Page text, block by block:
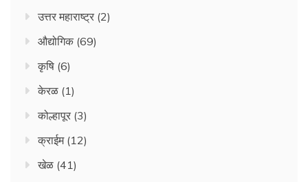
उत्तर महाराष्ट्र (2)
औद्योगिक (69)
कृषि (6)
केरळ (1)
कोल्हापूर (3)
क्राईम(12)
खेळ (41)